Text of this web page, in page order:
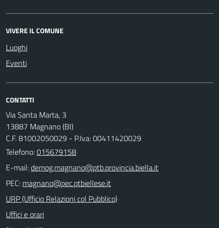
VIVERE IL COMUNE
Luoghi
Eventi
CONTATTI
Via Santa Marta, 3
13887 Magnano (BI)
C.F. 81002050029 - P.Iva: 00411420029
Telefono:015679158
E-mail:
PEC:
URP (Ufficio Relazioni col Pubblico)
Uffici e orari